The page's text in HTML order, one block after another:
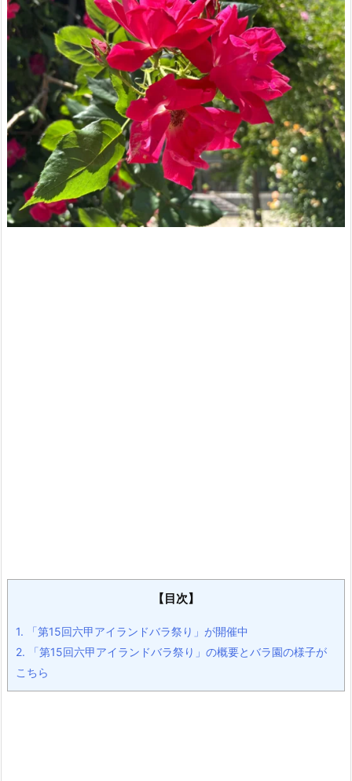
【目次】
1. 「第15回六甲アイランドバラ祭り」が開催中
2. 「第15回六甲アイランドバラ祭り」の概要とバラ園の様子が
こちら